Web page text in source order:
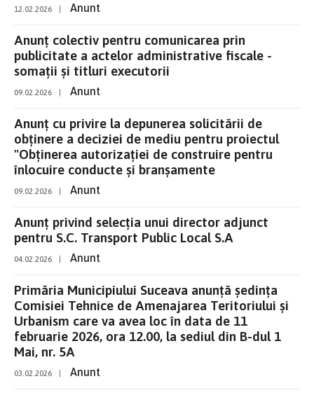
12.02.2026 Anunt
Anunț colectiv pentru comunicarea prin
publicitate a actelor administrative fiscale -
somații și titluri executorii
09.02.2026 Anunt
Anunț cu privire la depunerea solicitării de
obținere a deciziei de mediu pentru proiectul
"Obținerea autorizației de construire pentru
înlocuire conducte și branșamente
09.02.2026 Anunt
Anunț privind selecția unui director adjunct
pentru S.C. Transport Public Local S.A
04.02.2026 Anunt
Primăria Municipiului Suceava anunță ședința
Comisiei Tehnice de Amenajarea Teritoriului și
Urbanism care va avea loc în data de 11
februarie 2026, ora 12.00, la sediul din B-dul 1
Mai, nr. 5A
03.02.2026 Anunt